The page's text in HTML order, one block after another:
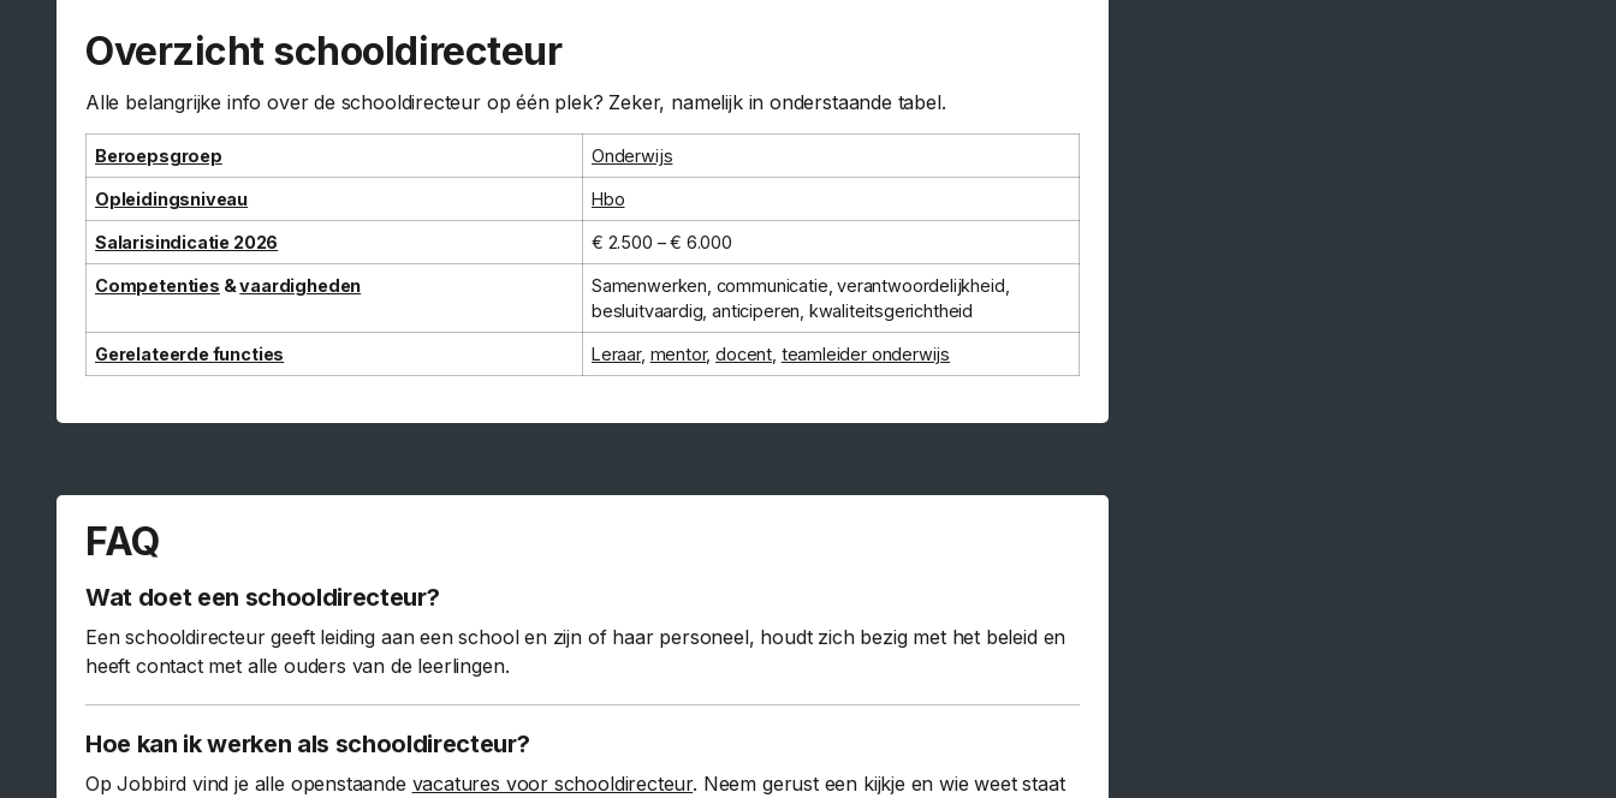
Overzicht schooldirecteur
Alle belangrijke info over de schooldirecteur op één plek? Zeker, namelijk in onderstaande tabel.
Beroepsgroep Onderwijs
Opleidingsniveau Hbo
Salarisindicatie 2026 € 2.500 – € 6.000
Competenties &vaardigheden
Samenwerken, communicatie, verantwoordelijkheid,
besluitvaardig, anticiperen, kwaliteitsgerichtheid
Gerelateerde functies Leraar, mentor,docent teamleider onderwijs
FAQ
Wat doet een schooldirecteur?
Een schooldirecteur geeft leiding aan een school en zijn of haar personeel, houdt zich bezig met het beleid en
heeft contact met alle ouders van de leerlingen.
Hoe kan ik werken als schooldirecteur?
Op Jobbird vind je alle openstaande vacatures voor schooldirecteur. Neem gerust een kijkje en wie weet staat